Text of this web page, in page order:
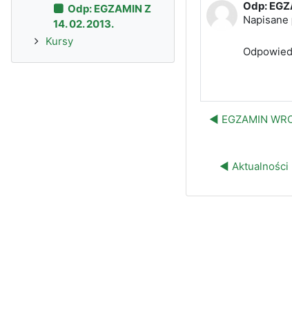
Odp:
Napisane
Liczba
◀︎ EGZAMIN
◀︎ Aktualności
Odp: EGZAMIN Z
14. 02. 2013.
Kursy